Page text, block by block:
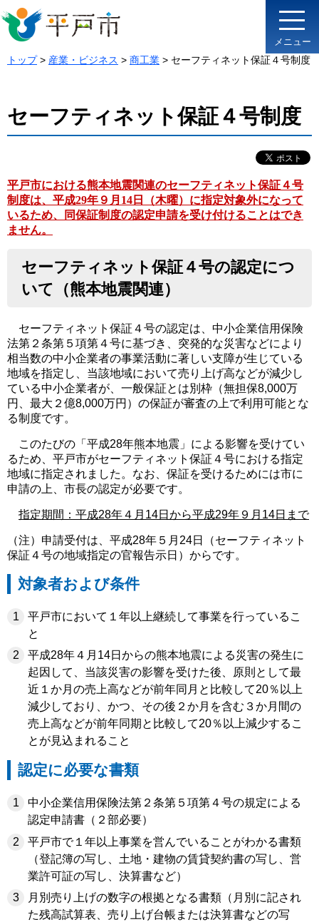
メニュー
トップ> 産業・ビジネス > 商工業 > セーフティネット保証４号制度
セーフティネット保証４号制度
平戸市における熊本地震関連のセーフティネット保証４号
制度は、平成29年９月14日（木曜）に指定対象外になって
いるため、同保証制度の認定申請を受け付けることはでき
ません。
セーフティネット保証４号の認定につ
いて（熊本地震関連）
セーフティネット保証４号の認定は、中小企業信用保険
法第２条第５項第４号に基づき、突発的な災害などにより
相当数の中小企業者の事業活動に著しい支障が生じている
地域を指定し、当該地域において売り上げ高などが減少し
ている中小企業者が、一般保証とは別枠（無担保8,000万
円、最大２億8,000万円）の保証が審査の上で利用可能とな
る制度です。
このたびの「平成28年熊本地震」による影響を受けてい
るため、平戸市がセーフティネット保証４号における指定
地域に指定されました。なお、保証を受けるためには市に
申請の上、市長の認定が必要です。
指定期間：平成28年４月14日から平成29年９月14日まで
（注）申請受付は、平成28年５月24日（セーフティネット
保証４号の地域指定の官報告示日）からです。
対象者および条件
平戸市において１年以上継続して事業を行っているこ
と
平成28年４月14日からの熊本地震による災害の発生に
起因して、当該災害の影響を受けた後、原則として最
近１か月の売上高などが前年同月と比較して20％以上
減少しており、かつ、その後２か月を含む３か月間の
売上高などが前年同期と比較して20％以上減少するこ
とが見込まれること
認定に必要な書類
中小企業信用保険法第２条第５項第４号の規定による
認定申請書（２部必要）
平戸市で１年以上事業を営んでいることがわかる書類
（登記簿の写し、土地・建物の賃貸契約書の写し、営
業許可証の写し、決算書など）
月別売り上げの数字の根拠となる書類（月別に記され
た残高試算表、売り上げ台帳または決算書などの写